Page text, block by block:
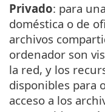
Privado: para
doméstica o de
archivos
ordenador son
la red, y los
disponibles para
acceso a los